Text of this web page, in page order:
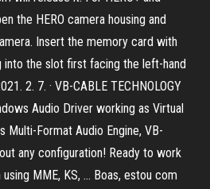
the HERO camera housing and
Insert the memory card with
the slot first facing the left-hand
2. 7. · VB-CABLE TECHNOLOGY
Audio Driver working as Virtual
Multi-Format Audio Engine, VB-
any configuration! Ready to work
MME, KS, … Boas, estou com